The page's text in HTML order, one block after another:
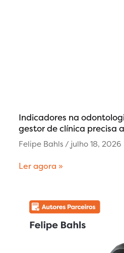
Indicadores na
gestor de clínica precisa
Felipe Bahls julho 18, 2026
Ler agora »